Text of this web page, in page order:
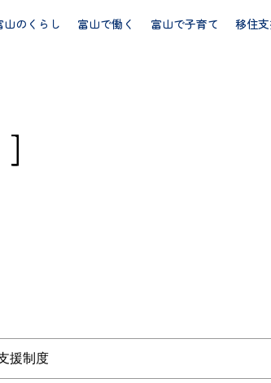
山のくらし 富山で働く 富山で子育て 移住